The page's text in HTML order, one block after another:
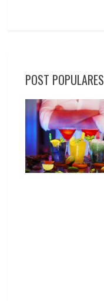
POST POPULARES